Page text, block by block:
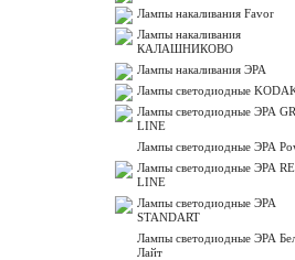
Лампы накаливания Favor
Лампы накаливания
КАЛАШНИКОВО
Лампы накаливания ЭРА
Лампы светодиодные
Лампы светодиодные ЭРА
LINE
Лампы светодиодные ЭРА
Лампы светодиодные ЭРА
LINE
Лампы светодиодные ЭРА
STANDART
Лампы светодиодные ЭРА
Лайт